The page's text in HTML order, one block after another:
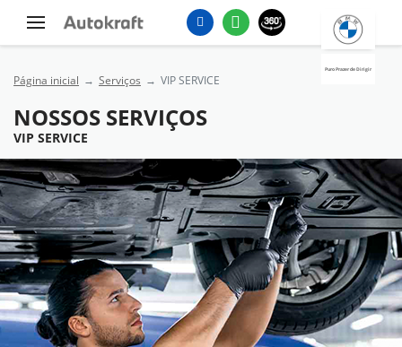
Puro Prazer de Dirigir
Página inicial Serviços VIP SERVICE
NOSSOS SERVIÇOS
VIP SERVICE